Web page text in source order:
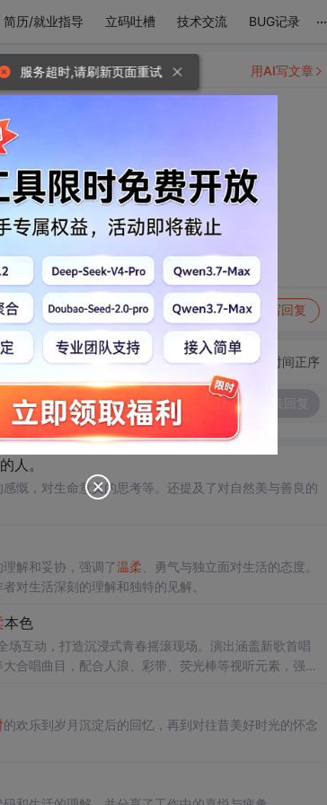
简历/就业指导 立码吐槽 技术交流 BUG记录 ...
了你
举报 写回复
用AI写文章
切换为时间正序
的人。
慨，对生命意义的思考等。还提及了对自然美与善良的
解和妥协，强调了温柔 、勇气与独立面对生活的态度。
对生活深刻的理解和独特的见解。
本色
互动，打造沉浸式青春摇滚现场。演出涵盖新歌首唱
合唱曲目，配合人浪、彩带、荧光棒等视听元素，强化
的欢乐到岁月沉淀后的回忆，再到对往昔美好时光的怀念
服务超时,请刷新页面重试